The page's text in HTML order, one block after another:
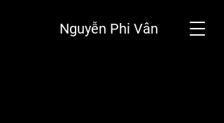
Nguyễn Phi Vân